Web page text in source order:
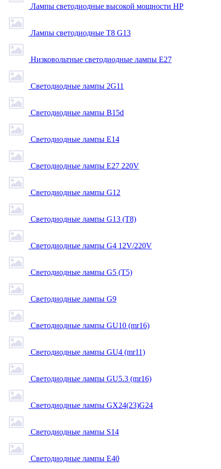
Лампы светодиодные высокой мощности HP
Лампы светодиодные Т8 G13
Низковольтные светодиодные лампы E27
Светодиодные лампы 2G11
Светодиодные лампы B15d
Светодиодные лампы E14
Светодиодные лампы E27 220V
Светодиодные лампы G12
Светодиодные лампы G13 (T8)
Светодиодные лампы G4 12V/220V
Светодиодные лампы G5 (T5)
Светодиодные лампы G9
Светодиодные лампы GU10 (mr16)
Светодиодные лампы GU4 (mr11)
Светодиодные лампы GU5.3 (mr16)
Светодиодные лампы GX24(23)G24
Светодиодные лампы S14
Светодиодные лампы Е40